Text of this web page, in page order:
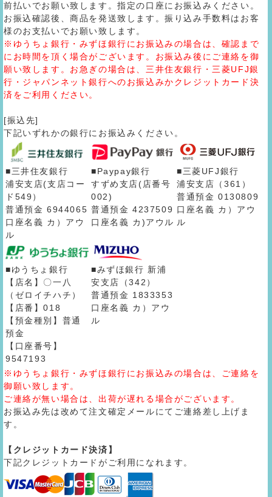
前払いでお願い致します。指定の口座にお振込みください。
お振込確認後、商品を発送致します。振り込み手数料はお客
様のお支払いでお願い致します。
※ゆうちょ銀行・みずほ銀行にお振込みの場合は、確認まで
にお時間を頂く場合がございます。お振込み後にご連絡を御
願い致します。お急ぎの場合は、三井住友銀行・三菱UFJ銀
行・ジャパンネット銀行へのお振込みかクレジットカード決
済をご利用ください。
[振込先]
下記いずれかの銀行にお振込みください。
■三井住友銀行
浦安支店(支店コー
ド549）
普通預金 6944065
口座名義 カ）アウ
ル
■Paypay銀行
すずめ支店(店番号
002)
普通預金 4237509
口座名義 カ)アウル
■三菱UFJ銀行
浦安支店（361）
普通預金 0130809
口座名義 カ）アウ
ル
■ゆうちょ銀行
【店名】〇一八
（ゼロイチハチ）
【店番】018
【預金種別】普通
預金
【口座番号】
9547193
■みずほ銀行 新浦
安支店（342）
普通預金 1833353
口座名義 カ）アウ
ル
※ゆうちょ銀行・みずほ銀行にお振込みの場合は、ご連絡を
御願い致します。
ご連絡が無い場合は、出荷が遅れる場合がございます。
お振込み先は改めて注文確定メールにてご連絡差し上げま
す。
【クレジットカード決済】
下記クレジットカードがご利用になれます。